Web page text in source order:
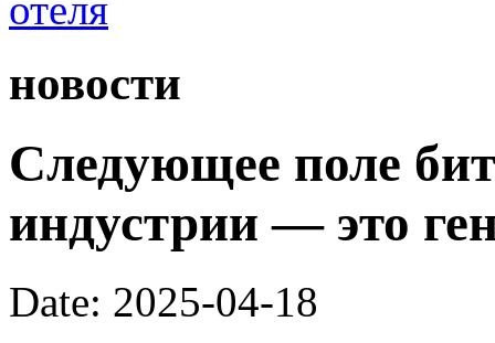
новости
Следующее поле
индустрии — это
Date: 2025-04-18